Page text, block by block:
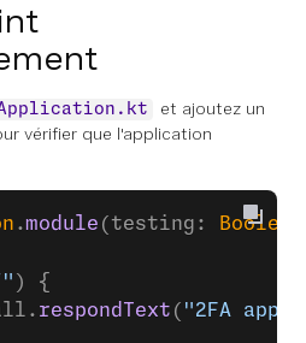
et ajoutez un
vérifier que l'application
.module (testing: Boolean
) {
respondText ( "2FA app